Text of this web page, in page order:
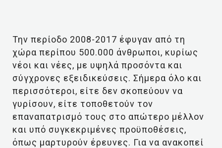
Την περίοδο 2008-2017 έφυγαν από τη
χώρα περίπου 500.000 άνθρωποι, κυρίως
νέοι και νέες, με υψηλά προσόντα και
σύγχρονες εξειδικεύσεις. Σήμερα όλο και
περισσότεροι, είτε δεν σκοπεύουν να
γυρίσουν, είτε τοποθετούν τον
επαναπατρισμό τους στο απώτερο μέλλον
και υπό συγκεκριμένες προϋποθέσεις,
όπως μαρτυρούν έρευνες. Για να ανακοπεί